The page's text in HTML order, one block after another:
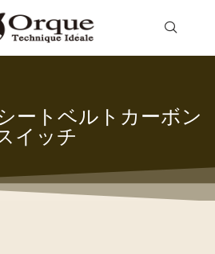
ートベルトカーボン
イッチ